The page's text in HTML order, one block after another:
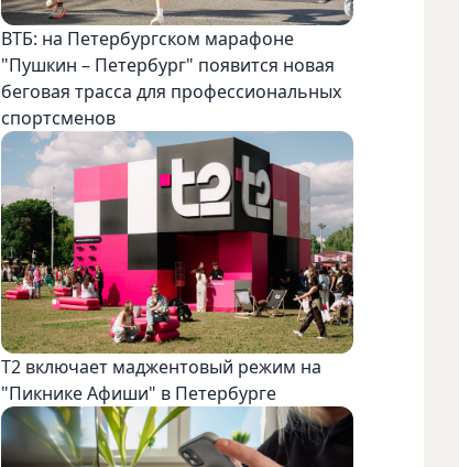
ВТБ: на Петербургском марафоне
"Пушкин – Петербург" появится новая
беговая трасса для профессиональных
спортсменов
Т2 включает маджентовый режим на
"Пикнике Афиши" в Петербурге